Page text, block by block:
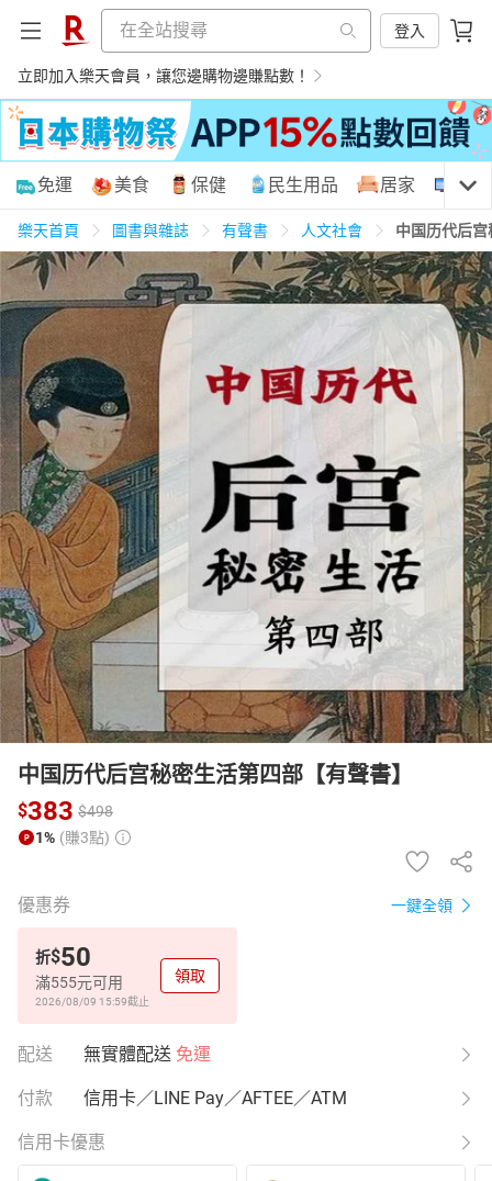
登入
立即加入樂天會員，讓您邊購物邊賺點數！
購物網分類
天天免運 美食蛋糕 養生保健 民生用品
居家生活 3C家電 運動休閒 親子玩具
女裝 化妝保養 情趣用品
日本購物 電子/紙本書
免運 美食 保健 民生用品 居家 3C
樂天首頁 圖書與雜誌 有聲書 人文社會 中国历代后
中国历代后宫秘密生活第四部【有聲書】
$383 $498
1% (賺3點)
優惠券 一鍵全領
折$50
滿555元可用
2026/08/09 15:59截止
領取
配送 無實體配送 免運
付款 信用卡／LINE Pay／AFTEE／ATM
信用卡優惠